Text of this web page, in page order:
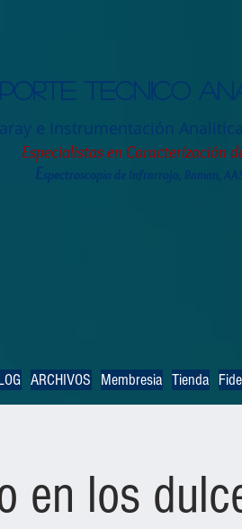
tecnico
e Instrumentación
Especialistas en Caracterización
Espectroscopia de Infrarrojo, Raman,
ARCHIVOS Membresia Tienda
en los